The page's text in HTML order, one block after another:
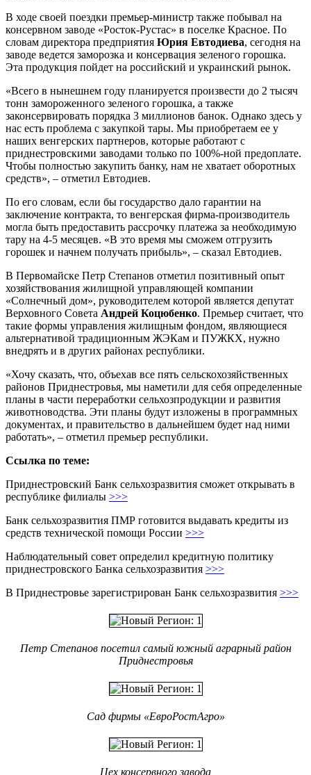
В ходе своей поездки премьер-министр также побывал на
консервном заводе «Росток-Рустас» в поселке Красное. По
словам директора предприятия Юрия Евтодиева, сегодня на
заводе ведется заморозка и консервация зеленого горошка.
Эта продукция пойдет на российский и украинский рынок.
«Всего в нынешнем году планируется произвести до 2 тысяч
тонн замороженного зеленого горошка, а также
законсервировать порядка 3 миллионов банок. Однако здесь у
нас есть проблема с закупкой тары. Мы приобретаем ее у
наших венгерских партнеров, которые работают с
приднестровскими заводами только по 100%-ной предоплате.
Чтобы полностью закупить банку, нам не хватает оборотных
средств», – отметил Евтодиев.
По его словам, если бы государство дало гарантии на
заключение контракта, то венгерская фирма-производитель
могла быть предоставить рассрочку платежа за необходимую
тару на 4-5 месяцев. «В это время мы сможем отгрузить
горошек и начнем получать прибыль», – сказал Евтодиев.
В Первомайске Петр Степанов отметил позитивный опыт
хозяйствования жилищной управляющей компании
«Солнечный дом», руководителем которой является депутат
Верховного Совета Андрей Коцюбенко. Премьер считает, что
такие формы управления жилищным фондом, являющиеся
альтернативой традиционным ЖЭКам и ПУЖКХ, нужно
внедрять и в других районах республики.
«Хочу сказать, что, объехав все пять сельскохозяйственных
районов Приднестровья, мы наметили для себя определенные
планы в части переработки сельхозпродукции и развития
животноводства. Эти планы будут изложены в программных
документах, и правительство в дальнейшем будет над ними
работать», – отметил премьер республики.
Ссылка по теме:
Приднестровский Банк сельхозразвития сможет открывать в
республике филиалы >>>
Банк сельхозразвития ПМР готовится выдавать кредиты из
средств технической помощи России >>>
Наблюдательный совет определил кредитную политику
приднестровского Банка сельхозразвития >>>
В Приднестровье зарегистрирован Банк сельхозразвития >>>
Петр Степанов посетил самый южный аграрный район
Приднестровья
Сад фирмы «ЕвроРостАгро»
Цех консервного завода